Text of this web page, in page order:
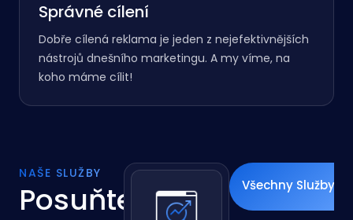
Správné cílení